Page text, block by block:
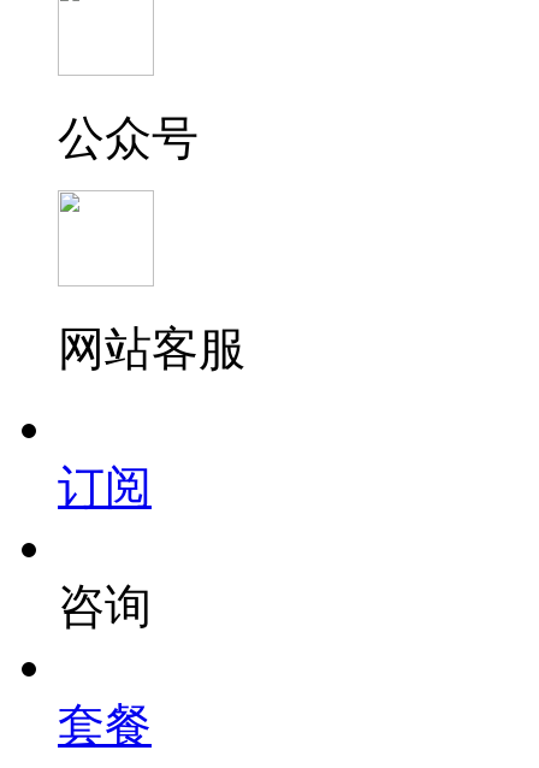
公众号
网站客服
订阅
咨询
套餐